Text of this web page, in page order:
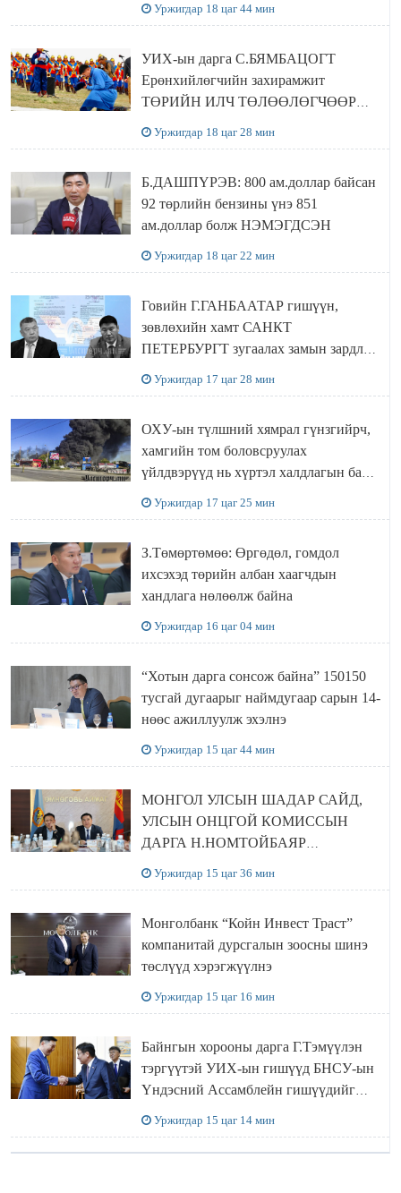
Уржигдар 18 цаг 44 мин
УИХ-ын дарга С.БЯМБАЦОГТ
Ерөнхийлөгчийн захирамжит
ТӨРИЙН ИЛЧ ТӨЛӨӨЛӨГЧӨӨР
Уржигдар 18 цаг 28 мин
Б.ДАШПҮРЭВ: 800 ам.доллар байсан
92 төрлийн бензины үнэ 851
ам.доллар болж НЭМЭГДСЭН
Уржигдар 18 цаг 22 мин
Говийн Г.ГАНБААТАР гишүүн,
зөвлөхийн хамт САНКТ
ПЕТЕРБУРГТ зугаалах замын зардлаа
Уржигдар 17 цаг 28 мин
ОХУ-ын түлшний хямрал гүнзгийрч,
хамгийн том боловсруулах
үйлдвэрүүд нь хүртэл халдлагын бай
Уржигдар 17 цаг 25 мин
З.Төмөртөмөө: Өргөдөл, гомдол
ихсэхэд төрийн албан хаагчдын
хандлага нөлөөлж байна
Уржигдар 16 цаг 04 мин
“Хотын дарга сонсож байна” 150150
тусгай дугаарыг наймдугаар сарын 14-
нөөс ажиллуулж эхэлнэ
Уржигдар 15 цаг 44 мин
МОНГОЛ УЛСЫН ШАДАР САЙД,
УЛСЫН ОНЦГОЙ КОМИССЫН
ДАРГА Н.НОМТОЙБАЯР
Уржигдар 15 цаг 36 мин
Монголбанк “Койн Инвест Траст”
компанитай дурсгалын зоосны шинэ
төслүүд хэрэгжүүлнэ
Уржигдар 15 цаг 16 мин
Байнгын хорооны дарга Г.Тэмүүлэн
тэргүүтэй УИХ-ын гишүүд БНСУ-ын
Үндэсний Ассамблейн гишүүдийг
Уржигдар 15 цаг 14 мин